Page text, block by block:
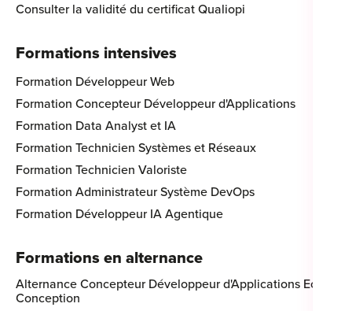
Consulter la validité du certificat Qualiopi
Formations intensives
Formation Développeur Web
Formation Concepteur Développeur d'Applications
Formation Data Analyst et IA
Formation Technicien Systèmes et Réseaux
Formation Technicien Valoriste
Formation Administrateur Système DevOps
Formation Développeur IA Agentique
Formations en alternance
Alternance Concepteur Développeur d'Applications Eco-
Conception